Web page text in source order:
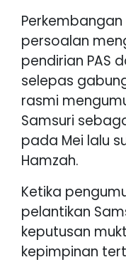
persoalan
pendirian PAS
selepas
rasmi
Samsuri
pada Mei lalu
Hamzah.
Ketika
pelantikan
keputusan
kepimpinan